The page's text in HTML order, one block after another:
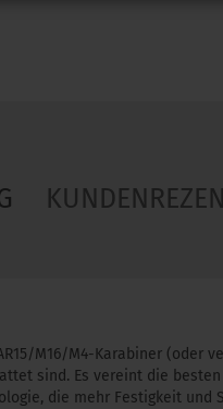
M16/M4-Karabiner (oder
sind. Es vereint die besten
die mehr Festigkeit